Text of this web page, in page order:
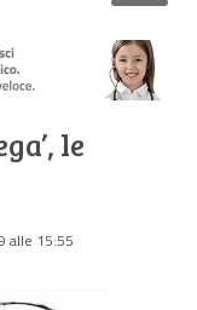
le
alle 15:55